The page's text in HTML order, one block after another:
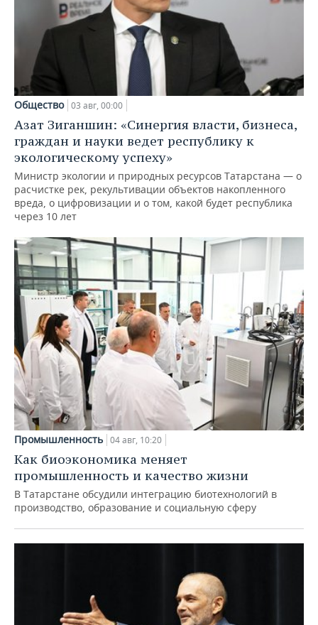
Общество 03 авг, 00:00
Азат Зиганшин: «Синергия власти, бизнеса,
граждан и науки ведет республику к
экологическому успеху»
Министр экологии и природных ресурсов Татарстана — о
расчистке рек, рекультивации объектов накопленного
вреда, о цифровизации и о том, какой будет республика
через 10 лет
Промышленность 04 авг, 10:20
Как биоэкономика меняет
промышленность и качество жизни
В Татарстане обсудили интеграцию биотехнологий в
производство, образование и социальную сферу